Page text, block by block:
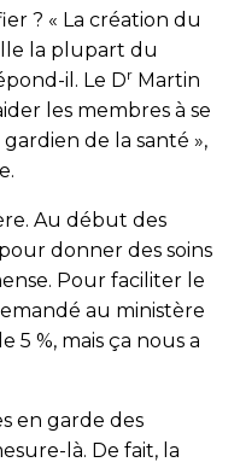
? « La création du
la plupart du
il. Le Dr Martin
les membres à se
de la santé »,
Au début des
donner des soins
Pour faciliter le
au ministère
5 %, mais ça nous a
en garde des
là. De fait, la